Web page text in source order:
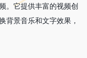
。它提供丰富的视频创
背景音乐和文字效果，